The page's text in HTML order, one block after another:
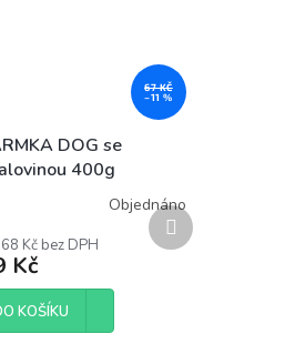
67 KČ
–11 %
DOG se
400g
Objednáno
Kč bez DPH
Kč
KOŠÍKU
Další
produkt